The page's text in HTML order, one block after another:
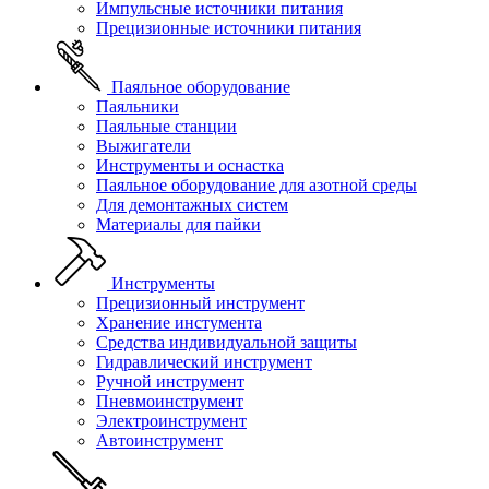
Импульсные источники питания
Прецизионные источники питания
Паяльное оборудование
Паяльники
Паяльные станции
Выжигатели
Инструменты и оснастка
Паяльное оборудование для азотной среды
Для демонтажных систем
Материалы для пайки
Инструменты
Прецизионный инструмент
Хранение инстумента
Средства индивидуальной защиты
Гидравлический инструмент
Ручной инструмент
Пневмоинструмент
Электроинструмент
Автоинструмент